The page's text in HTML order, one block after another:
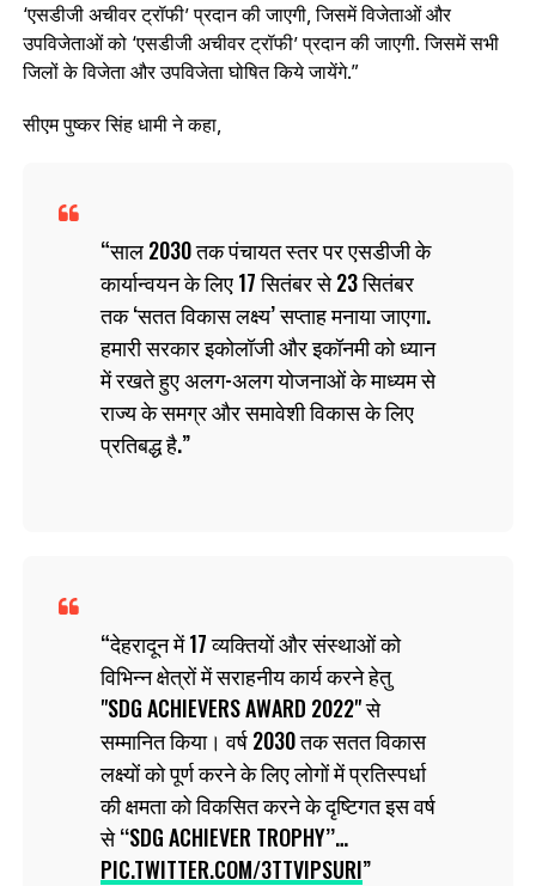
‘एसडीजी अचीवर ट्रॉफी’ प्रदान की जाएगी, जिसमें विजेताओं और
उपविजेताओं को ‘एसडीजी अचीवर ट्रॉफी’ प्रदान की जाएगी. जिसमें सभी
जिलों के विजेता और उपविजेता घोषित किये जायेंगे.”
सीएम पुष्कर सिंह धामी ने कहा,
साल 2030 तक पंचायत स्तर पर एसडीजी के
कार्यान्वयन के लिए 17 सितंबर से 23 सितंबर
तक ‘सतत विकास लक्ष्य’ सप्ताह मनाया जाएगा.
हमारी सरकार इकोलॉजी और इकॉनमी को ध्यान
में रखते हुए अलग-अलग योजनाओं के माध्यम से
राज्य के समग्र और समावेशी विकास के लिए
प्रतिबद्ध है.
देहरादून में 17 व्यक्तियों और संस्थाओं को
विभिन्न क्षेत्रों में सराहनीय कार्य करने हेतु
"SDG ACHIEVERS AWARD 2022" से
सम्मानित किया। वर्ष 2030 तक सतत विकास
लक्ष्यों को पूर्ण करने के लिए लोगों में प्रतिस्पर्धा
की क्षमता को विकसित करने के दृष्टिगत इस वर्ष
से ‘‘SDG ACHIEVER TROPHY’’…
PIC.TWITTER.COM/3TTVIPSURI